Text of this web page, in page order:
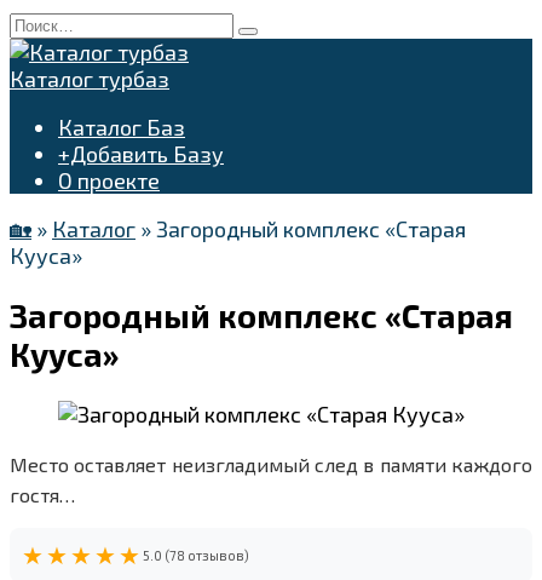
Перейти
к
содержанию
Search
for:
Каталог турбаз
Каталог Баз
+Добавить Базу
О проекте
🏡 » Каталог »Загородный комплекс «Старая
Кууса»
Загородный комплекс «Старая
Кууса»
Место оставляет неизгладимый след в памяти каждого
гостя…
★★★★★ 5.0 (78 отзывов)